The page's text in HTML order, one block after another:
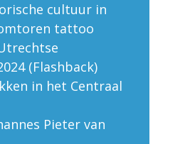
cultuur in
tattoo
(Flashback)
in het Centraal
Pieter van